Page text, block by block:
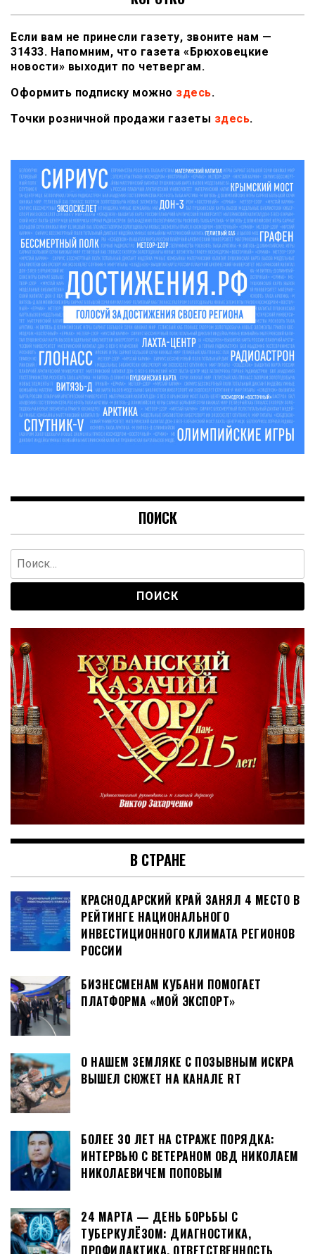
Если вам не принесли газету, звоните нам —
31433. Напомним, что газета «Брюховецкие
новости» выходит по четвергам.
Оформить подписку можно здесь.
Точки розничной продажи газеты здесь.
ПОИСК
Найти:
В СТРАНЕ
КРАСНОДАРСКИЙ КРАЙ ЗАНЯЛ 4 МЕСТО В
РЕЙТИНГЕ НАЦИОНАЛЬНОГО
ИНВЕСТИЦИОННОГО КЛИМАТА РЕГИОНОВ
РОССИИ
БИЗНЕСМЕНАМ КУБАНИ ПОМОГАЕТ
ПЛАТФОРМА «МОЙ ЭКСПОРТ»
О НАШЕМ ЗЕМЛЯКЕ С ПОЗЫВНЫМ ИСКРА
ВЫШЕЛ СЮЖЕТ НА КАНАЛЕ RT
БОЛЕЕ 30 ЛЕТ НА СТРАЖЕ ПОРЯДКА:
ИНТЕРВЬЮ С ВЕТЕРАНОМ ОВД НИКОЛАЕМ
НИКОЛАЕВИЧЕМ ПОПОВЫМ
24 МАРТА — ДЕНЬ БОРЬБЫ С
ТУБЕРКУЛЁЗОМ: ДИАГНОСТИКА,